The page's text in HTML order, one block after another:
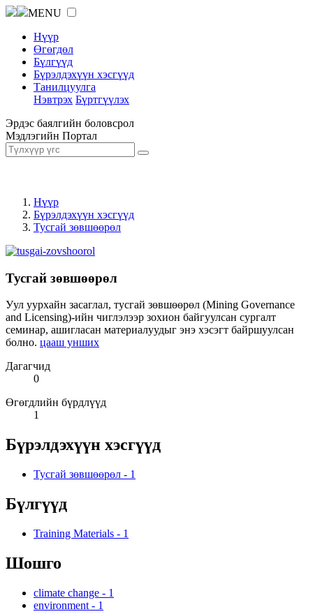
MENU
Нүүр
Өгөгдөл
Бүлгүүд
Бүрэлдэхүүн хэсгүүд
Танилцуулга
Нэвтрэх Бүртгүүлэх
Эрдэс баялгийн боловсрол
Мэдлэгийн Портал
Нүүр
Бүрэлдэхүүн хэсгүүд
Тусгай зөвшөөрөл
Тусгай зөвшөөрөл
Уул уурхайн засаглал, тусгай зөвшөөрөл (Mining Governance
and Licensing)-ийн чиглэлээр зохион байгуулсан сургалт
семинар, ашигласан материалуудыг энэ хэсэгт байршуулсан
болно. цааш унших
Дагагчид
0
Өгөгдлийн бүрдлүүд
1
Бүрэлдэхүүн хэсгүүд
Тусгай зөвшөөрөл - 1
Бүлгүүд
Training Materials - 1
Шошго
climate change - 1
environment - 1